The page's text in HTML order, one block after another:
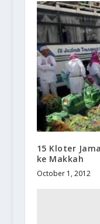
15 Kloter
ke Makkah
October 1, 2012